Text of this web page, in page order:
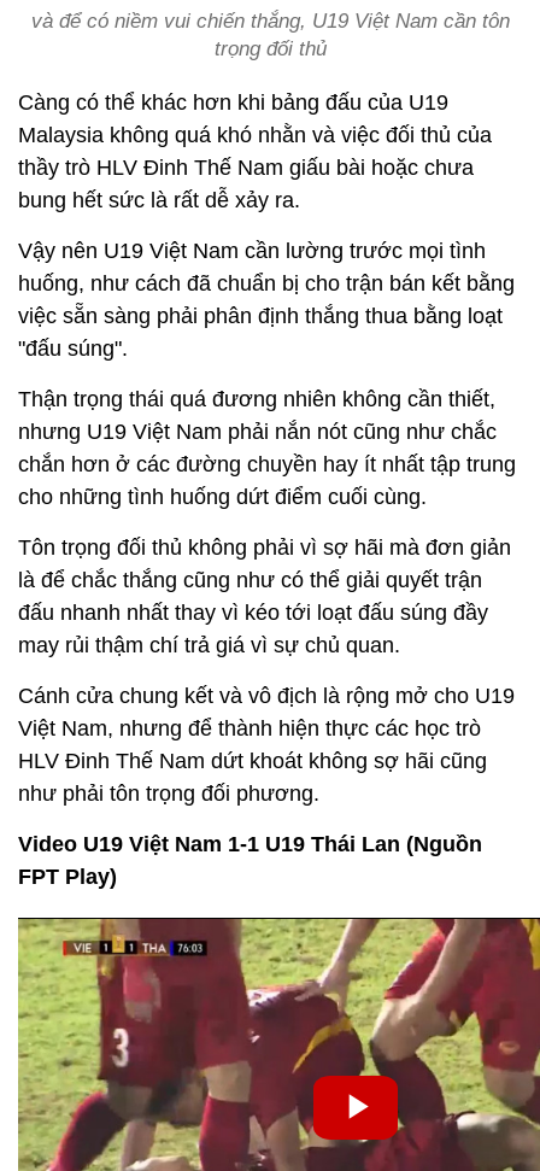
và để có niềm vui chiến thắng, U19 Việt Nam cần tôn
trọng đối thủ
Càng có thể khác hơn khi bảng đấu của U19
Malaysia không quá khó nhằn và việc đối thủ của
thầy trò HLV Đinh Thế Nam giấu bài hoặc chưa
bung hết sức là rất dễ xảy ra.
Vậy nên U19 Việt Nam cần lường trước mọi tình
huống, như cách đã chuẩn bị cho trận bán kết bằng
việc sẵn sàng phải phân định thắng thua bằng loạt
"đấu súng".
Thận trọng thái quá đương nhiên không cần thiết,
nhưng U19 Việt Nam phải nắn nót cũng như chắc
chắn hơn ở các đường chuyền hay ít nhất tập trung
cho những tình huống dứt điểm cuối cùng.
Tôn trọng đối thủ không phải vì sợ hãi mà đơn giản
là để chắc thắng cũng như có thể giải quyết trận
đấu nhanh nhất thay vì kéo tới loạt đấu súng đầy
may rủi thậm chí trả giá vì sự chủ quan.
Cánh cửa chung kết và vô địch là rộng mở cho U19
Việt Nam, nhưng để thành hiện thực các học trò
HLV Đinh Thế Nam dứt khoát không sợ hãi cũng
như phải tôn trọng đối phương.
Video U19 Việt Nam 1-1 U19 Thái Lan (Nguồn
FPT Play)